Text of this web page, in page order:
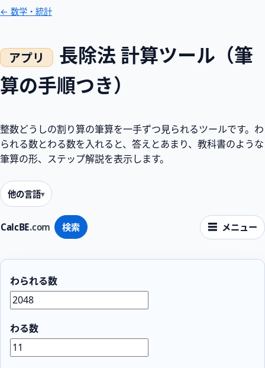
CalcBE.com 検索 メニュー
← 数学・統計
長除法 計算ツール（筆
算の手順つき）
整数どうしの割り算の筆算を一手ずつ見られるツールです。わ
られる数とわる数を入れると、答えとあまり、教科書のような
筆算の形、ステップ解説を表示します。
他の言語
わられる数
わる数